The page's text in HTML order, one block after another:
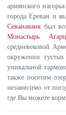
армянского
города Ереван и
Севанаванк был
Монастырь
средневековой
окружении
уникальной
также посетим
независимо от
где Вы можете